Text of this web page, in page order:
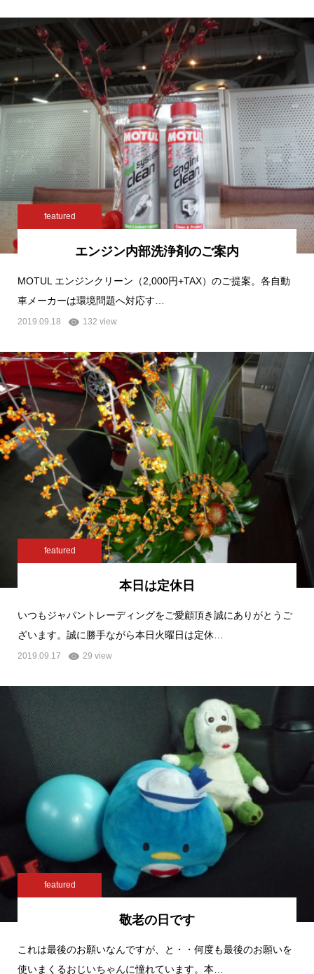
featured
エンジン内部洗浄剤のご案内
MOTUL エンジンクリーン（2,000円+TAX）のご提案。各自動
車メーカーは環境問題へ対応す…
2019.09.18 132 view
featured
本日は定休日
いつもジャパントレーディングをご愛顧頂き誠にありがとうご
ざいます。誠に勝手ながら本日火曜日は定休…
2019.09.17 29 view
featured
敬老の日です
これは最後のお願いなんですが、と・・何度も最後のお願いを
使いまくるおじいちゃんに憧れています。本…